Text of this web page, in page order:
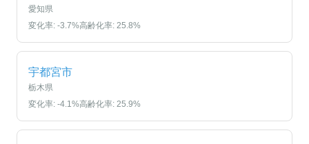
愛知県
変化率: -3.7%高齢化率: 25.8%
宇都宮市
栃木県
変化率: -4.1%高齢化率: 25.9%